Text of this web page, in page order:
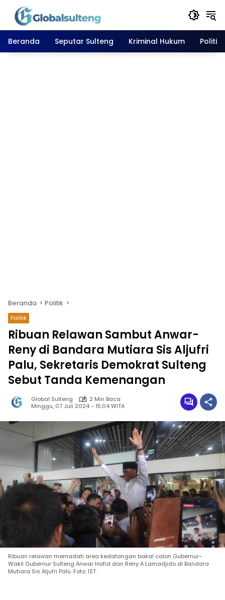
Langsung
konten
Beranda
Seputar Sulteng Kriminal Hukum Politik
Beranda Politik
Politik
Ribuan Relawan Sambut Anwar-
Reny di Bandara Mutiara Sis Aljufri
Palu, Sekretaris Demokrat Sulteng
Sebut Tanda Kemenangan
Global Sulteng
2 Min Baca
Minggu, 07 Juli 2024 - 15:04 WITA
Ribuan relawan memadati area kedatangan bakal calon Gubernur-
Wakil Gubernur Sulteng Anwar Hafid dan Reny A Lamadjido di Bandara
Mutiara Sis Aljufri Palu. Foto: IST.